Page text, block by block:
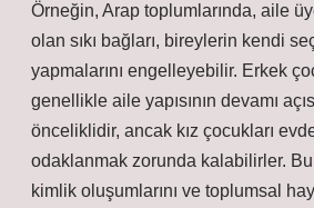
Örneğin, Arap toplumlarında, aile
olan sıkı bağları, bireylerin kendi
yapmalarını engelleyebilir. Erkek
genellikle aile yapısının devamı
önceliklidir, ancak kız çocukları
odaklanmak zorunda kalabilirler.
kimlik oluşumlarını ve toplumsal